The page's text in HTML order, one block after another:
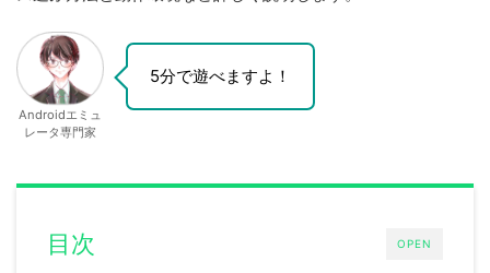
Androidエミュ
レータ専門家
5分で遊べますよ！
OPEN
目次